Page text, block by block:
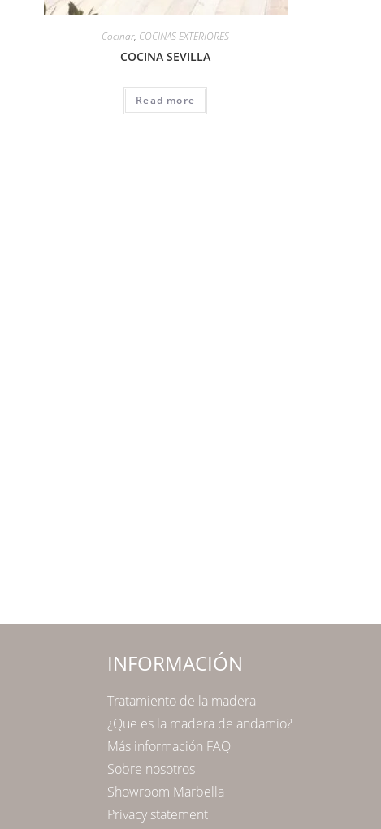
Cocinar, COCINAS EXTERIORES
COCINA SEVILLA
Read more
INFORMACIÓN
Tratamiento de la madera
¿Que es la madera de andamio?
Más información FAQ
Sobre nosotros
Showroom Marbella
Privacy statement